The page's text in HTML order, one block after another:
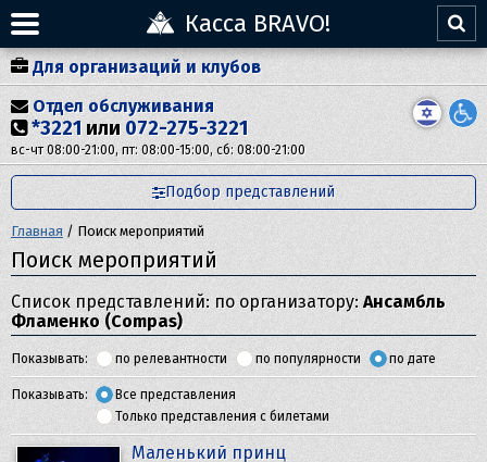
Касса BRAVO!
Для организаций и клубов
Отдел обслуживания
*3221 или 072-275-3221
вс-чт 08:00-21:00, пт: 08:00-15:00, сб: 08:00-21:00
Подбор представлений
Главная / Поиск мероприятий
Поиск мероприятий
Список представлений: по организатору: Ансамбль
Фламенко (Compas)
Показывать: по релевантности по популярности по дате
Показывать:
Все представления
Только представления с билетами
Маленький принц